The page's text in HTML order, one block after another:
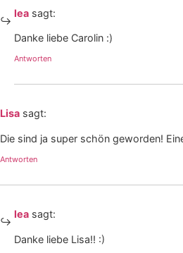
lea sagt:
Danke liebe Carolin :)
Antworten
Lisa sagt:
Die sind ja super schön geworden!
Antworten
lea sagt:
Danke liebe Lisa!! :)